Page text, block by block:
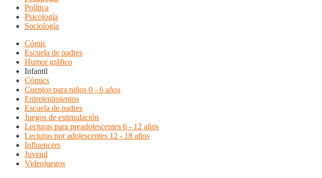
Política
Psicología
Sociología
Cómic
Escuela de padres
Humor gráfico
Infantil
Cómics
Cuentos para niños 0 - 6 años
Entretenimientos
Escuela de padres
Juegos de estimulación
Lecturas para preadolescentes 6 - 12 años
Lecturas por adolescentes 12 - 18 años
Influencers
Juvenil
Videojuegos